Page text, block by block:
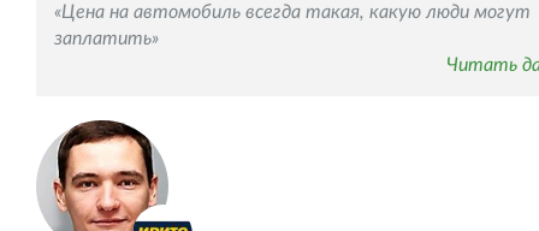
«Цена на автомобиль всегда такая, какую люди могут
заплатить»
Читать